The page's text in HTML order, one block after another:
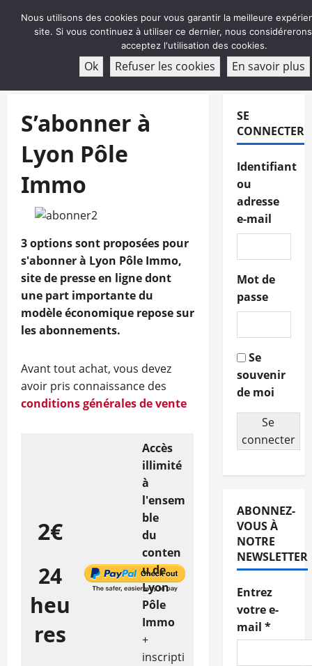
ABONNEMENT
S’abonner à
Lyon Pôle
Immo
3 options sont proposées pour
s'abonner à Lyon Pôle Immo,
site de presse en ligne dont
une part importante du
modèle économique repose sur
les abonnements.
Avant tout achat, vous devez
avoir pris connaissance des
conditions générales de vente
2€
24
heu
res
Accès
illimité
à
l'ensem
ble
du
conten
u de
Lyon
Pôle
Immo
+
inscripti
SE
CONNECTER
Identifiant
ou
adresse
e-mail
Mot de
passe
Se
souvenir
de moi
Se
connecter
ABONNEZ-
VOUS À
NOTRE
NEWSLETTER
Entrez
votre e-
mail *
Nous utilisons des cookies pour vous garantir la meilleure
site. Si vous continuez à utiliser ce dernier, nous
acceptez l'utilisation des cookies.
Ok Refuser les cookies En savoir plus